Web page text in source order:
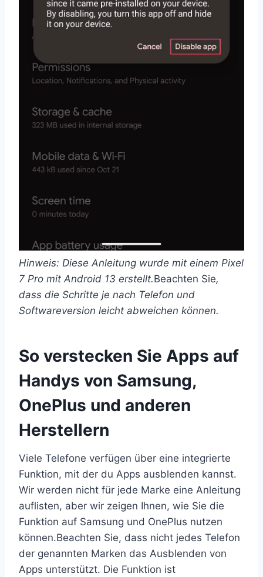
Hinweis: Diese Anleitung wurde mit einem Pixel
7 Pro mit Android 13 erstellt.Beachten Sie,
dass die Schritte je nach Telefon und
Softwareversion leicht abweichen können.
So verstecken Sie Apps auf
Handys von Samsung,
OnePlus und anderen
Herstellern
Viele Telefone verfügen über eine integrierte
Funktion, mit der du Apps ausblenden kannst.
Wir werden nicht für jede Marke eine Anleitung
auflisten, aber wir zeigen Ihnen, wie Sie die
Funktion auf Samsung und OnePlus nutzen
können.Beachten Sie, dass nicht jedes Telefon
der genannten Marken das Ausblenden von
Apps unterstützt. Die Funktion ist